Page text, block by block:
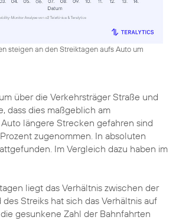
steigen an den Streiktagen aufs Auto um
über die Verkehrsträger Straße und
dass dies maßgeblich am
längere Strecken gefahren sind
zugenommen. In absoluten
Im Vergleich dazu haben im
liegt das Verhältnis zwischen der
Streiks hat sich das Verhältnis auf
gesunkene Zahl der Bahnfahrten